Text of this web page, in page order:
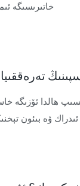
خاتىرىسىگە
ۋە بىئون